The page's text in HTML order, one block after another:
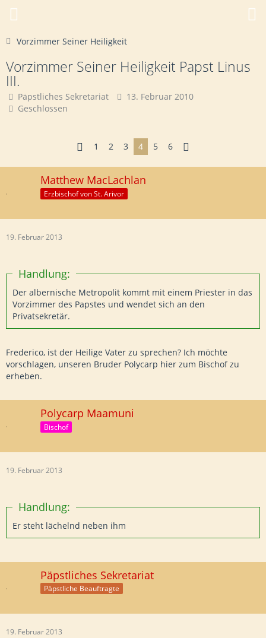
Vorzimmer Seiner Heiligkeit
Vorzimmer Seiner Heiligkeit Papst Linus
III.
Päpstliches Sekretariat
13. Februar 2010
Geschlossen
1 2 3 4 5 6
Matthew MacLachlan
Erzbischof von St. Arivor
19. Februar 2013
Handlung:
Der albernische Metropolit kommt mit einem Priester in das
Vorzimmer des Papstes und wendet sich an den
Privatsekretär.
Frederico, ist der Heilige Vater zu sprechen? Ich möchte
vorschlagen, unseren Bruder Polycarp hier zum Bischof zu
erheben.
Polycarp Maamuni
Bischof
19. Februar 2013
Handlung:
Er steht lächelnd neben ihm
Päpstliches Sekretariat
Päpstliche Beauftragte
19. Februar 2013